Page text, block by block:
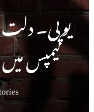
یوپی۔
کیمپس